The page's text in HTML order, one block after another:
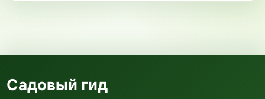
Садовый гид